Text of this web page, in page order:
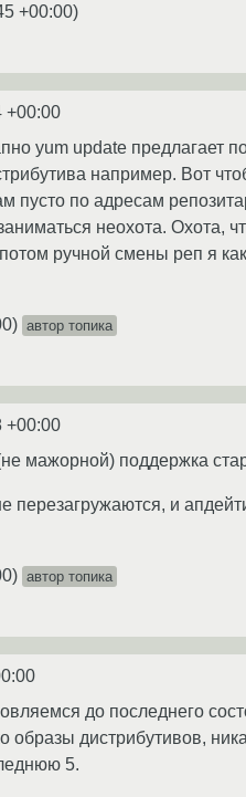
+00:00)
+00:00
yum update предлагает
например. Вот
пусто по адресам
неохота. Охота,
ручной смены реп я
) автор топика
+00:00
мажорной) поддержка
перезагружаются, и
) автор топика
до последнего
образы дистрибутивов,
5.